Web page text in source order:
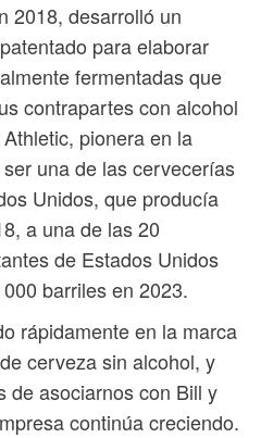
2018, desarrolló un
para elaborar
fermentadas que
contrapartes con alcohol
pionera en la
una de las cervecerías
Unidos, que producía
a una de las 20
de Estados Unidos
barriles en 2023.
rápidamente en la marca
cerveza sin alcohol, y
de asociarnos con Bill y
continúa creciendo.